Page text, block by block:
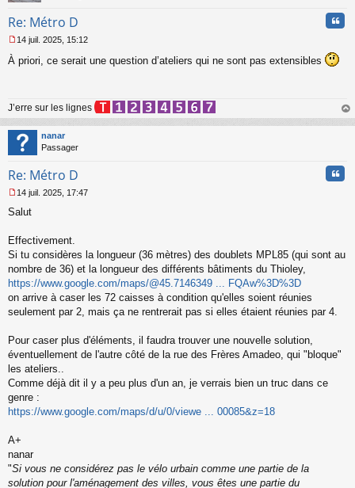
Re: Métro D
e
g
e
n
o
n
u
14 juil. 2025, 15:12
À priori, ce serait une question d’ateliers qui ne sont pas extensibles
J’erre sur les lignes
au
nanar
Passager
Re: Métro D
e
s
e
n
o
n
14 juil. 2025, 17:47
Salut
Effectivement.
Si tu considères la longueur (36 mètres) des doublets MPL85 (qui sont au
nombre de 36) et la longueur des différents bâtiments du Thioley,
https://www.google.com/maps/@45.7146349 ... FQAw%3D%3D
on arrive à caser les 72 caisses à condition qu'elles soient réunies
seulement par 2, mais ça ne rentrerait pas si elles étaient réunies par 4.
Pour caser plus d'éléments, il faudra trouver une nouvelle solution,
éventuellement de l'autre côté de la rue des Frères Amadeo, qui "bloque"
les ateliers..
Comme déjà dit il y a peu plus d'un an, je verrais bien un truc dans ce
genre :
https://www.google.com/maps/d/u/0/viewe ... 00085&z=18
A+
nanar
"Si vous ne considérez pas le vélo urbain comme une partie de la
solution pour l'aménagement des villes, vous êtes une partie du